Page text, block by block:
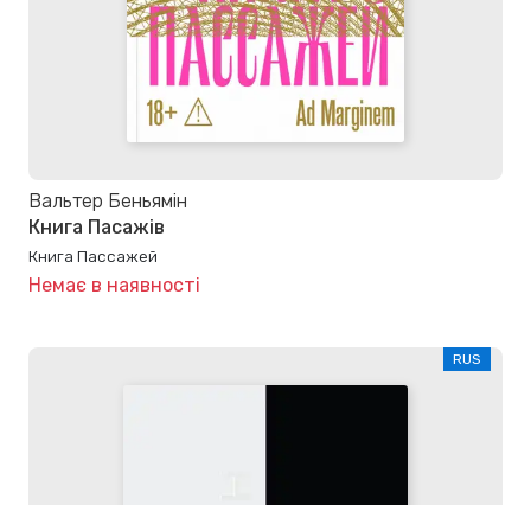
Вальтер Беньямін
Книга Пасажів
Книга Пассажей
Немає в наявності
RUS